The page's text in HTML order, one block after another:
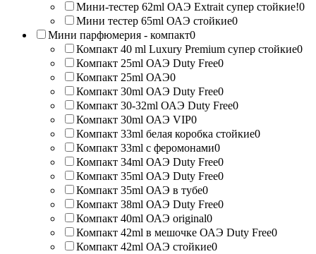
Мини-тестер 62ml ОАЭ Extrait супер стойкие!0
Мини тестер 65ml ОАЭ стойкие0
Мини парфюмерия - компакт0
Компакт 40 ml Luxury Premium супер стойкие0
Компакт 25ml ОАЭ Duty Free0
Компакт 25ml ОАЭ0
Компакт 30ml ОАЭ Duty Free0
Компакт 30-32ml ОАЭ Duty Free0
Компакт 30ml ОАЭ VIP0
Компакт 33ml белая коробка стойкие0
Компакт 33ml с феромонами0
Компакт 34ml ОАЭ Duty Free0
Компакт 35ml ОАЭ Duty Free0
Компакт 35ml ОАЭ в тубе0
Компакт 38ml ОАЭ Duty Free0
Компакт 40ml ОАЭ original0
Компакт 42ml в мешочке ОАЭ Duty Free0
Компакт 42ml ОАЭ стойкие0